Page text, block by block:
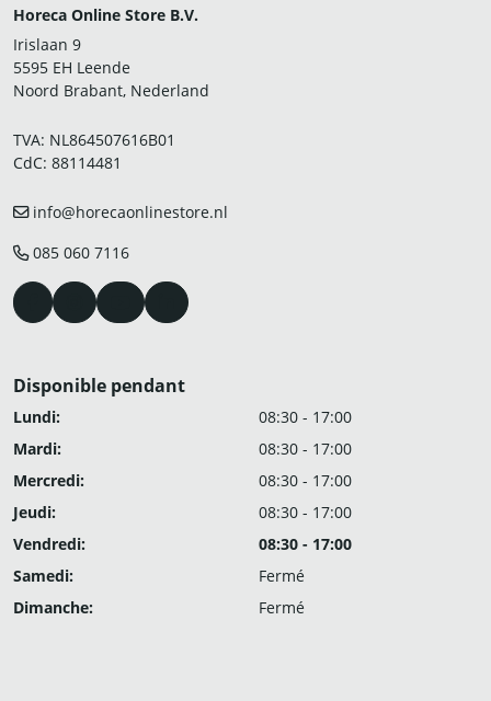
Horeca Online Store B.V.
Irislaan 9
5595 EH Leende
Noord Brabant, Nederland
TVA: NL864507616B01
CdC: 88114481
info@horecaonlinestore.nl
085 060 7116
Disponible pendant
Lundi:
08:30 - 17:00
Mardi:
08:30 - 17:00
Mercredi:
08:30 - 17:00
Jeudi:
08:30 - 17:00
Vendredi:
08:30 - 17:00
Samedi:
Fermé
Dimanche:
Fermé